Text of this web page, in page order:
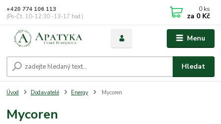
Menu
Hledat
+420 774 106 113
(Po-Čt, 10-12:30 -13-17 hod.)
0 ks
za 0 Kč
Úvod Dodavatelé Energy Mycoren
Mycoren